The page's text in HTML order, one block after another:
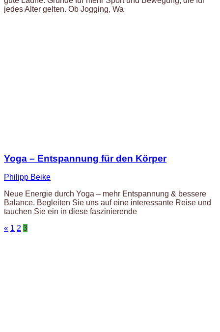
jedes Alter gelten. Ob Jogging, Wa
Yoga – Entspannung für den Körper
Philipp Beike
Neue Energie durch Yoga – mehr Entspannung & bessere
Balance. Begleiten Sie uns auf eine interessante Reise und
tauchen Sie ein in diese faszinierende
Seitennummerierung
« 1 2 3